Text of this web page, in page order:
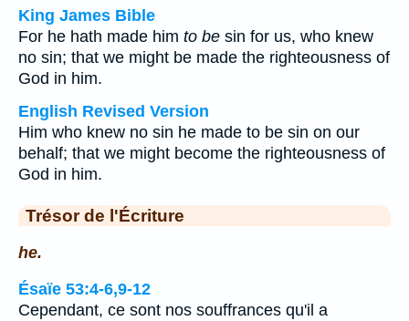
King James Bible
For he hath made him to be sin for us, who knew
no sin; that we might be made the righteousness of
God in him.
English Revised Version
Him who knew no sin he made to be sin on our
behalf; that we might become the righteousness of
God in him.
Trésor de l'Écriture
he.
Ésaïe 53:4-6,9-12
Cependant, ce sont nos souffrances qu'il a